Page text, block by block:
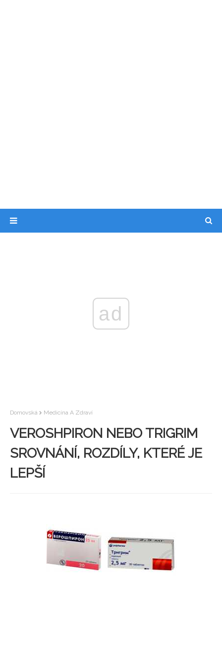
ad
Domovská Medicína A Zdraví
VEROSHPIRON NEBO TRIGRIM
SROVNÁNÍ, ROZDÍLY, KTERÉ JE
LEPŠÍ